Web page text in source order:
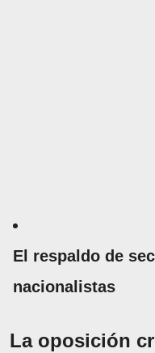
El respaldo de
nacionalistas
La oposición